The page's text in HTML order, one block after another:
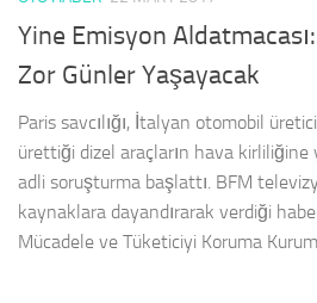
Yine Emisyon
Zor Günler Yaşayacak
Paris savcılığı, İtalyan otomobil
ürettiği dizel araçların hava kirliliğine
adli soruşturma başlattı. BFM
kaynaklara dayandırarak verdiği
Mücadele ve Tüketiciyi Koruma